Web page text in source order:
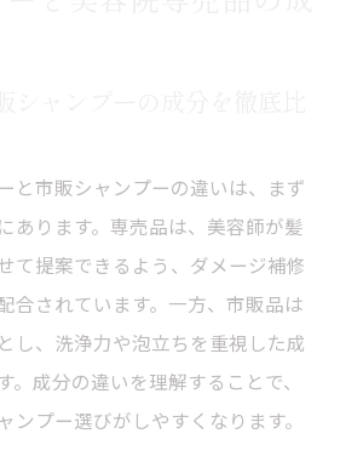
と市販シャンプーの違いは、まず
あります。専売品は、美容師が髪
て提案できるよう、ダメージ補修
合されています。一方、市販品は
し、洗浄力や泡立ちを重視した成
。成分の違いを理解することで、
ンプー選びがしやすくなります。